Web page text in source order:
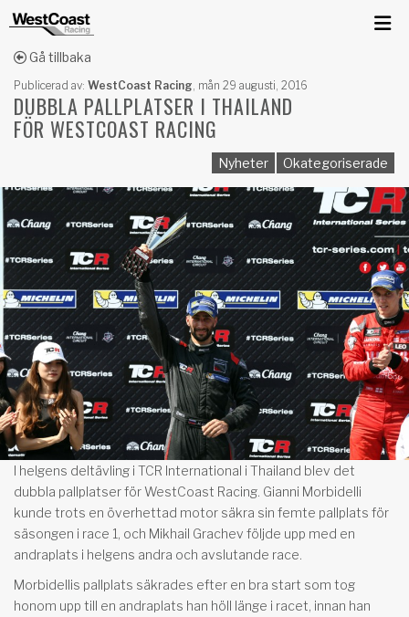
Gå tillbaka
Publicerad av: WestCoast Racing, mån 29 augusti, 2016
DUBBLA PALLPLATSER I THAILAND
FÖR WESTCOAST RACING
Nyheter Okategoriserade
I helgens deltävling i TCR International i Thailand blev det
dubbla pallplatser för WestCoast Racing. Gianni Morbidelli
kunde trots en överhettad motor säkra sin femte pallplats för
säsongen i race 1, och Mikhail Grachev följde upp med en
andraplats i helgens andra och avslutande race.
Morbidellis pallplats säkrades efter en bra start som tog
honom upp till en andraplats han höll länge i racet, innan han